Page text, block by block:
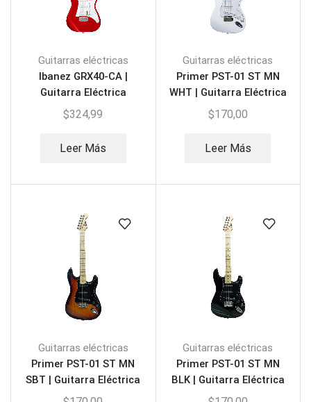
Guitarras eléctricas
Ibanez GRX40-CA |
Guitarra Eléctrica
$324,99
Leer Más
Guitarras eléctricas
Primer PST-01 ST MN
WHT | Guitarra Eléctrica
$170,00
Leer Más
Guitarras eléctricas
Primer PST-01 ST MN
SBT | Guitarra Eléctrica
Guitarras eléctricas
Primer PST-01 ST MN
BLK | Guitarra Eléctrica